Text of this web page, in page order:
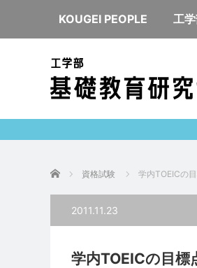
KOUGEI PEOPLE 工
ホーム 資格試験 学内TOEICの
2011.11.23
学内TOEICの目標